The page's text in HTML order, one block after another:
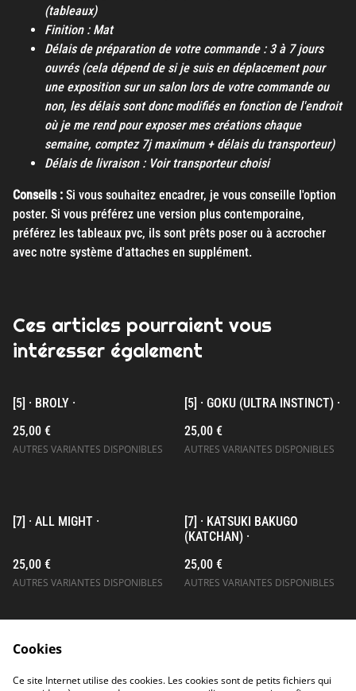
(tableaux)
Finition : Mat
Délais de préparation de votre commande : 3 à 7 jours
ouvrés (cela dépend de si je suis en déplacement pour
une exposition sur un salon lors de votre commande ou
non, les délais sont donc modifiés en fonction de l'endroit
où je me rend pour exposer mes créations chaque
semaine, comptez 7j maximum + délais du transporteur)
Délais de livraison : Voir transporteur choisi
Conseils : Si vous souhaitez encadrer, je vous conseille l'option
poster. Si vous préférez une version plus contemporaine,
préférez les tableaux pvc, ils sont prêts poser ou à accrocher
avec notre système d'attaches en supplément.
Ces articles pourraient vous
intéresser également
[5] · BROLY ·
25,00 €
AUTRES VARIANTES DISPONIBLES
[5] · GOKU (ULTRA INSTINCT) ·
25,00 €
AUTRES VARIANTES DISPONIBLES
[7] · ALL MIGHT ·
25,00 €
AUTRES VARIANTES DISPONIBLES
[7] · KATSUKI BAKUGO
(KATCHAN) ·
25,00 €
AUTRES VARIANTES DISPONIBLES
Cookies
Ce site Internet utilise des cookies. Les cookies sont de petits fichiers qui